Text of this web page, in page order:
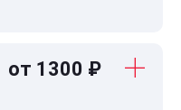
от 1300 ₽